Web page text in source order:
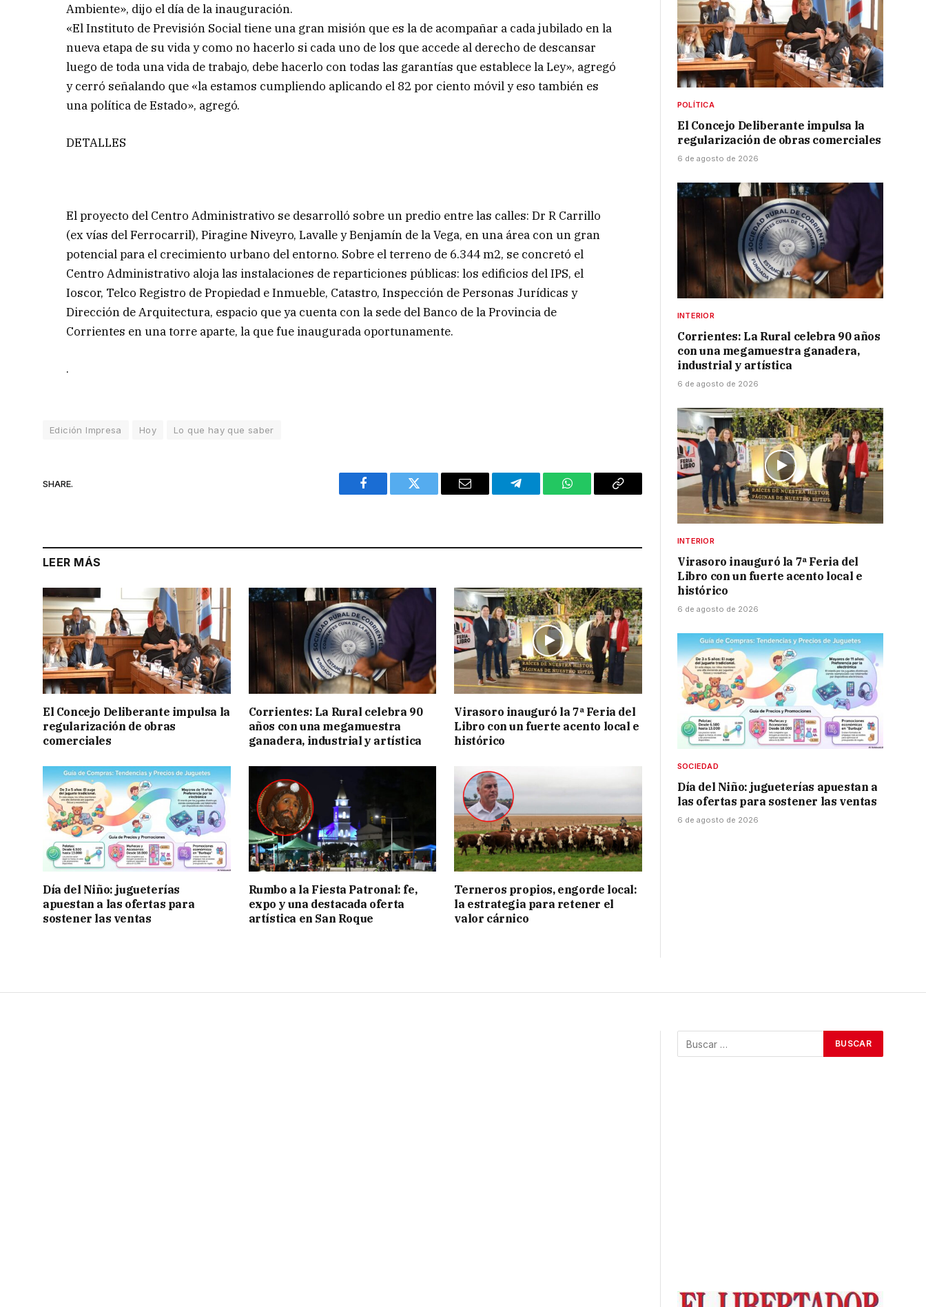
Ambiente», dijo el día de la inauguración.
«El Instituto de Previsión Social tiene una gran misión que es la de acompañar a cada jubilado en la
nueva etapa de su vida y como no hacerlo si cada uno de los que accede al derecho de descansar
luego de toda una vida de trabajo, debe hacerlo con todas las garantías que establece la Ley», agregó
y cerró señalando que «la estamos cumpliendo aplicando el 82 por ciento móvil y eso también es
una política de Estado», agregó.
DETALLES
El proyecto del Centro Administrativo se desarrolló sobre un predio entre las calles: Dr R Carrillo
(ex vías del Ferrocarril), Piragine Niveyro, Lavalle y Benjamín de la Vega, en una área con un gran
potencial para el crecimiento urbano del entorno. Sobre el terreno de 6.344 m2, se concretó el
Centro Administrativo aloja las instalaciones de reparticiones públicas: los edificios del IPS, el
Ioscor, Telco Registro de Propiedad e Inmueble, Catastro, Inspección de Personas Jurídicas y
Dirección de Arquitectura, espacio que ya cuenta con la sede del Banco de la Provincia de
Corrientes en una torre aparte, la que fue inaugurada oportunamente.
.
Edición Impresa Hoy Lo que hay que saber
SHARE.
Facebook Twitter Email Telegram WhatsAppCopy
LEER MÁS
El Concejo Deliberante impulsa la
regularización de obras
comerciales
Corrientes: La Rural celebra 90
años con una megamuestra
ganadera, industrial y artística
Virasoro inauguró la 7ª Feria del
Libro con un fuerte acento local e
histórico
Día del Niño: jugueterías
apuestan a las ofertas para
sostener las ventas
Rumbo a la Fiesta Patronal: fe,
expo y una destacada oferta
artística en San Roque
Terneros propios, engorde local:
la estrategia para retener el
valor cárnico
POLÍTICA
El Concejo Deliberante impulsa la
regularización de obras comerciales
6 de agosto de 2026
INTERIOR
Corrientes: La Rural celebra 90 años
con una megamuestra ganadera,
industrial y artística
6 de agosto de 2026
INTERIOR
Virasoro inauguró la 7ª Feria del
Libro con un fuerte acento local e
histórico
6 de agosto de 2026
SOCIEDAD
Día del Niño: jugueterías apuestan a
las ofertas para sostener las ventas
6 de agosto de 2026